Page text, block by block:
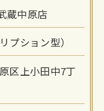
蔵中原店
プション型）
区上小田中7丁